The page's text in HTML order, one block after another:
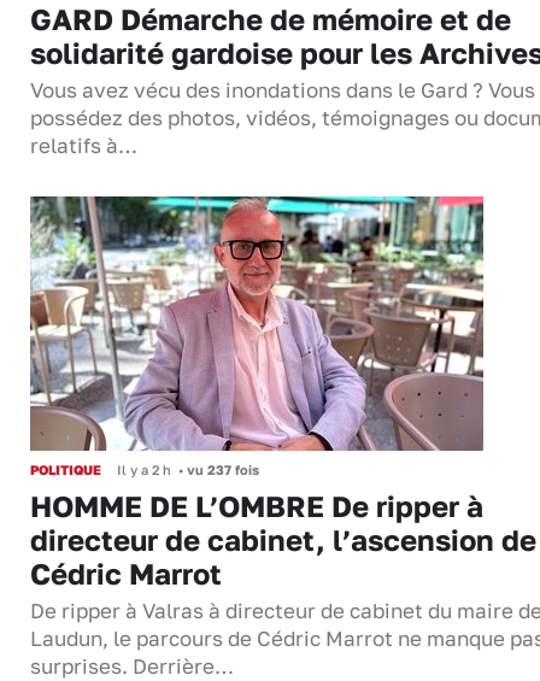
GARD Démarche de mémoire et de
solidarité gardoise pour les
Vous avez vécu des inondations dans le Gard ? Vous
possédez des photos, vidéos, témoignages ou
relatifs à…
POLITIQUE Il y a 2 h • vu 237 fois
HOMME DE L’OMBRE De ripper à
directeur de cabinet, l’ascension de
Cédric Marrot
De ripper à Valras à directeur de cabinet du maire
Laudun, le parcours de Cédric Marrot ne manque
surprises. Derrière…